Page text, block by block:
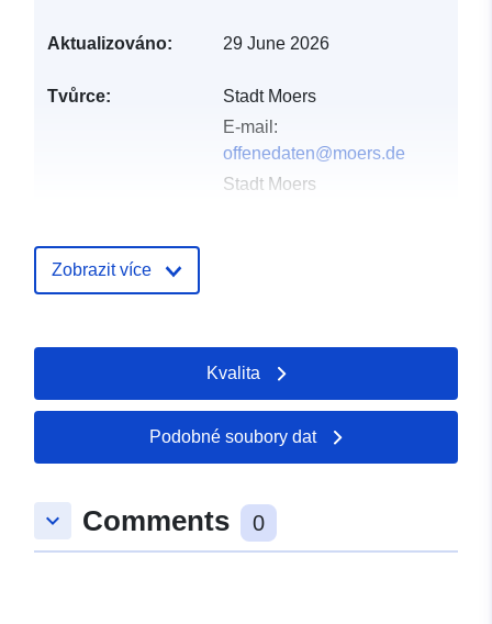
Aktualizováno: 29 June 2026
Tvůrce:
Stadt Moers
E-mail:
offenedaten@moers.de
Stadt Moers
Úvodní stránka:
Vydavatel: Offenesdatenportal
Kontaktní místa:
Stab Digitalisierung
E-mail:
mailto:Digital@Moers.de
Katalogový
záznam:
Přidáno do data.europa.eu:
02 June 2026
Zobrazit více
Kvalita
Podobné soubory dat
keyboard_arrow_down Comments 0